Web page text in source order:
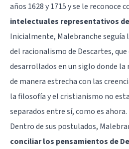
años 1628 y 1715 y se le reconoce
intelectuales representativos
Inicialmente, Malebranche seguía
del racionalismo de Descartes,
desarrollados en un siglo donde la
de manera estrecha con las
la filosofía y el cristianismo no
separados entre sí, como es ahora.
Dentro de sus postulados,
conciliar los pensamientos de